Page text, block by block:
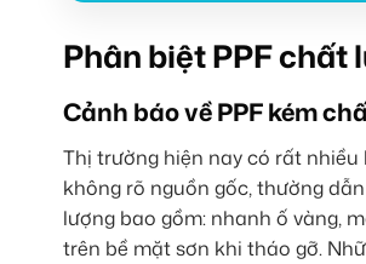
Phân biệt PPF chất
Cảnh báo về PPF kém
Thị trường hiện nay có rất
không rõ nguồn gốc, thường
lượng bao gồm: nhanh ố vàng,
trên bề mặt sơn khi tháo gỡ.